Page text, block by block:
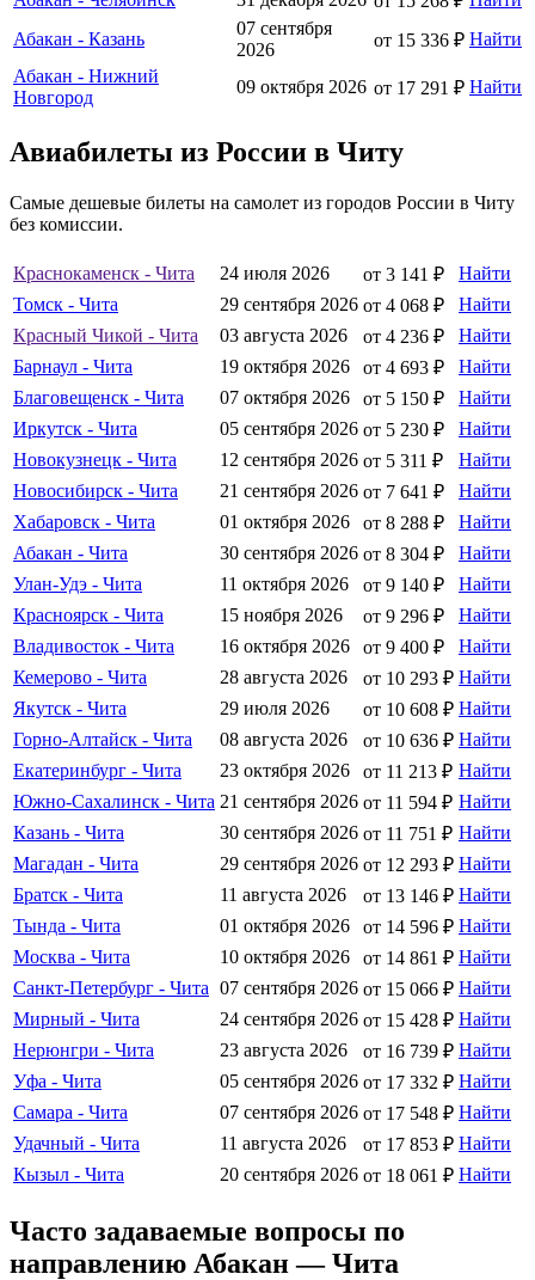
Абакан - Казань
07 сентября
2026
от 15 336 ₽ Найти
Абакан - Нижний
Новгород
09 октября 2026 от 17 291 ₽ Найти
Авиабилеты из России в Читу
Самые дешевые билеты на самолет из городов России в Читу
без комиссии.
Краснокаменск - Чита 24 июля 2026 от 3 141 ₽
Найти
Томск - Чита
29 сентября 2026 от 4 068 ₽
Найти
Красный Чикой - Чита
03 августа 2026 от 4 236 ₽
Найти
Барнаул - Чита
19 октября 2026 от 4 693 ₽
Найти
Благовещенск - Чита
07 октября 2026 от 5 150 ₽
Найти
Иркутск - Чита
05 сентября 2026 от 5 230 ₽
Найти
Новокузнецк - Чита
12 сентября 2026 от 5 311 ₽
Найти
Новосибирск - Чита
21 сентября 2026 от 7 641 ₽
Найти
Хабаровск - Чита
01 октября 2026 от 8 288 ₽
Найти
Абакан - Чита
30 сентября 2026 от 8 304 ₽
Найти
Улан-Удэ - Чита
11 октября 2026 от 9 140 ₽
Найти
Красноярск - Чита
15 ноября 2026 от 9 296 ₽
Найти
Владивосток - Чита
16 октября 2026 от 9 400 ₽
Найти
Кемерово - Чита
28 августа 2026 от 10 293 ₽ Найти
Якутск - Чита
29 июля 2026 от 10 608 ₽ Найти
Горно-Алтайск - Чита
08 августа 2026 от 10 636 ₽ Найти
Екатеринбург - Чита
23 октября 2026 от 11 213 ₽ Найти
Южно-Сахалинск - Чита 21 сентября 2026 от 11 594 ₽ Найти
Казань - Чита
30 сентября 2026 от 11 751 ₽ Найти
Магадан - Чита
29 сентября 2026 от 12 293 ₽ Найти
Братск - Чита
11 августа 2026 от 13 146 ₽ Найти
Тында - Чита
01 октября 2026 от 14 596 ₽ Найти
Москва - Чита
10 октября 2026 от 14 861 ₽ Найти
Санкт-Петербург - Чита 07 сентября 2026 от 15 066 ₽ Найти
Мирный - Чита
24 сентября 2026 от 15 428 ₽ Найти
Нерюнгри - Чита
23 августа 2026 от 16 739 ₽ Найти
Уфа - Чита
05 сентября 2026 от 17 332 ₽ Найти
Самара - Чита
07 сентября 2026 от 17 548 ₽ Найти
Удачный - Чита
11 августа 2026 от 17 853 ₽ Найти
Кызыл - Чита
20 сентября 2026 от 18 061 ₽ Найти
Часто задаваемые вопросы по
направлению Абакан — Чита